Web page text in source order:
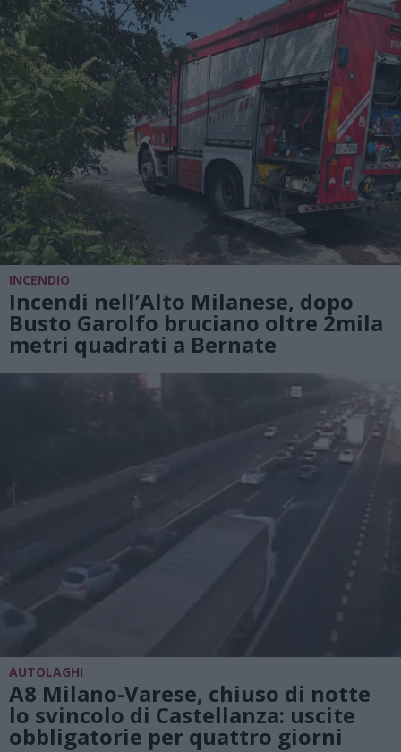
INCENDIO
Incendi nell’Alto Milanese, dopo
Busto Garolfo bruciano oltre 2mila
metri quadrati a Bernate
AUTOLAGHI
A8 Milano-Varese, chiuso di notte
lo svincolo di Castellanza: uscite
obbligatorie per quattro giorni